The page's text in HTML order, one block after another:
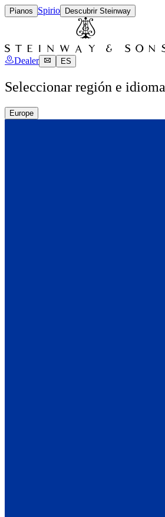
Pianos Spirio Descubrir Steinway
Dealer ES
Seleccionar región e idioma
Europe